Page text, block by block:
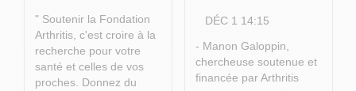
" Soutenir la Fondation
Arthritis, c'est croire à la
recherche pour votre
santé et celles de vos
proches. Donnez du
DÉC 1 14:15
- Manon Galoppin,
chercheuse soutenue et
financée par Arthritis